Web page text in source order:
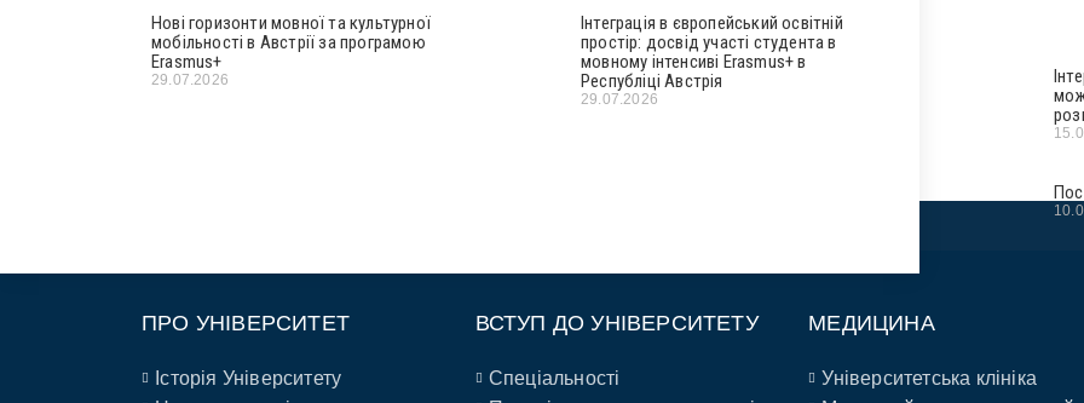
Нові горизонти мовної та культурної
мобільності в Австрії за програмою
Erasmus+
29.07.2026
Інтеграція в європейський освітній
простір: досвід участі студента в
мовному інтенсиві Erasmus+ в
Республіці Австрія
29.07.2026
ПРО УНІВЕРСИТЕТ
Історія Університету
ВСТУП ДО УНІВЕРСИТЕТУ
Спеціальності
МЕДИЦИНА
Університетська клініка